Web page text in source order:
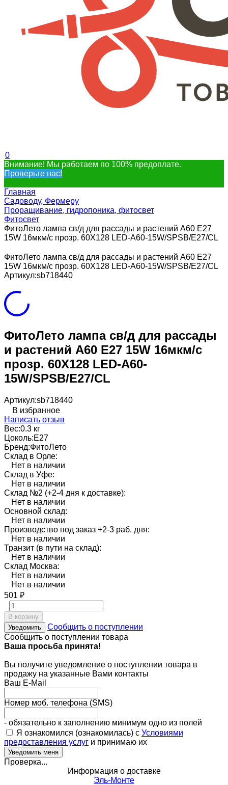
0
Внимание! Мы работаем по 100% предоплате.
Проверьте нас!
Главная
Садоводу, Фермеру
Проращивание, гидропоника, фитосвет
Фитосвет
ФитоЛето лампа св/д для рассады и растений A60 E27
15W 16мкм/с прозр. 60X128 LED-A60-15W/SPSB/E27/CL
ФитоЛето лампа св/д для рассады и растений A60 E27
15W 16мкм/с прозр. 60X128 LED-A60-15W/SPSB/E27/CL
Артикул:sb718440
ФитоЛето лампа св/д для рассады
и растений A60 E27 15W 16мкм/с
прозр. 60X128 LED-A60-
15W/SPSB/E27/CL
Артикул:sb718440
В избранное
Написать отзыв
Вес:0.3 кг
Цоколь:Е27
Бренд:ФитоЛето
Склад в Орле:
Нет в наличии
Склад в Уфе:
Нет в наличии
Склад №2 (+2-4 дня к доставке):
Нет в наличии
Основной склад:
Нет в наличии
Производство под заказ +2-3 раб. дня:
Нет в наличии
Транзит (в пути на склад):
Нет в наличии
Склад Москва:
Нет в наличии
Нет в наличии
501 ₽
В корзину
Уведомить
Сообщить о поступлении
Сообщить о поступлении товара
Ваша просьба принята!
Вы получите уведомление о поступлении товара в
продажу на указанные Вами контакты
Ваш E-Mail
Номер моб. телефона (SMS)
- обязательно к заполнению минимум одно из полей
Я ознакомился (ознакомилась) с Условиями
предоставления услуг и принимаю их
Проверка...
Информация о доставке
Эль-Монте